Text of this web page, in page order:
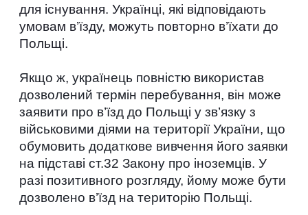
для існування. Українці, які відповідають
умовам в’їзду, можуть повторно в’їхати до
Польщі.
Якщо ж, українець повністю використав
дозволений термін перебування, він може
заявити про в’їзд до Польщі у зв’язку з
військовими діями на території України, що
обумовить додаткове вивчення його заявки
на підставі ст.32 Закону про іноземців. У
разі позитивного розгляду, йому може бути
дозволено в’їзд на територію Польщі.